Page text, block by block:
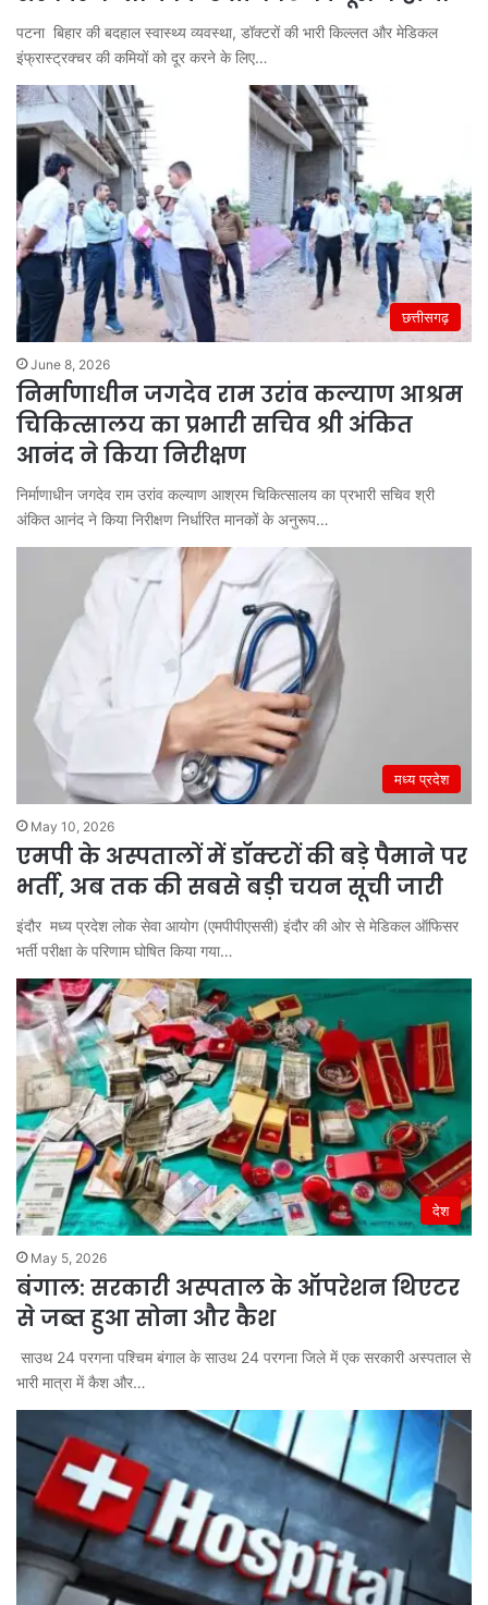
पटना बिहार की बदहाल स्वास्थ्य व्यवस्था, डॉक्टरों की भारी किल्लत और मेडिकल
इंफ्रास्ट्रक्चर की कमियों को दूर करने के लिए…
छत्तीसगढ़
June 8, 2026
निर्माणाधीन जगदेव राम उरांव कल्याण आश्रम
चिकित्सालय का प्रभारी सचिव श्री अंकित
आनंद ने किया निरीक्षण
निर्माणाधीन जगदेव राम उरांव कल्याण आश्रम चिकित्सालय का प्रभारी सचिव श्री
अंकित आनंद ने किया निरीक्षण निर्धारित मानकों के अनुरूप…
मध्य प्रदेश
May 10, 2026
एमपी के अस्पतालों में डॉक्टरों की बड़े पैमाने पर
भर्ती, अब तक की सबसे बड़ी चयन सूची जारी
इंदौर मध्य प्रदेश लोक सेवा आयोग (एमपीपीएससी) इंदौर की ओर से मेडिकल ऑफिसर
भर्ती परीक्षा के परिणाम घोषित किया गया…
देश
May 5, 2026
बंगाल: सरकारी अस्पताल के ऑपरेशन थिएटर
से जब्त हुआ सोना और कैश
साउथ 24 परगना पश्चिम बंगाल के साउथ 24 परगना जिले में एक सरकारी अस्पताल से
भारी मात्रा में कैश और…